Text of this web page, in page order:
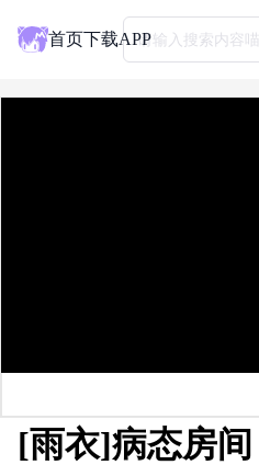
首页下载APP请输入搜索内容喵
[雨衣]病态房间